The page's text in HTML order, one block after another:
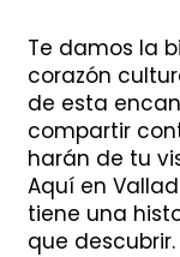
Te damos la
corazón
de esta
compartir
harán de tu
Aquí en
tiene una
que descubrir.